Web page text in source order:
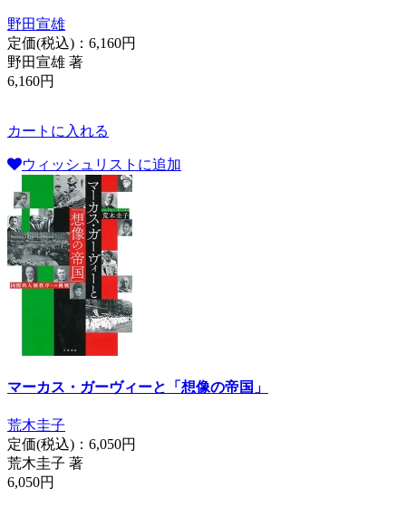
野田宣雄
定価(税込)： 6,160円
野田宣雄 著
6,160円
カートに入れる
ウィッシュリストに追加
マーカス・ガーヴィーと「想像の帝国」
荒木圭子
定価(税込)： 6,050円
荒木圭子 著
6,050円